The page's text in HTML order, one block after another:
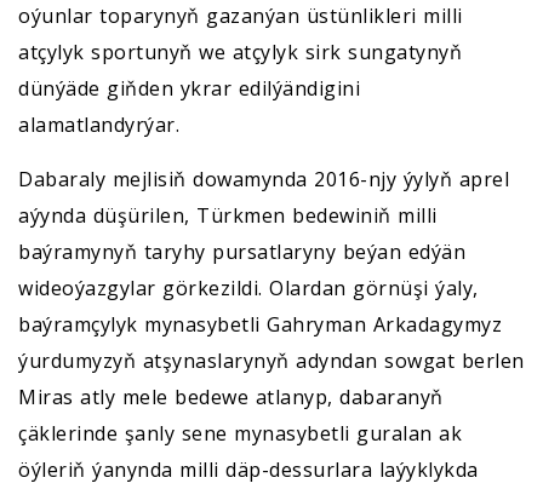
oýunlar toparynyň gazanýan üstünlikleri milli
atçylyk sportunyň we atçylyk sirk sungatynyň
dünýäde giňden ykrar edilýändigini
alamatlandyrýar.
Dabaraly mejlisiň dowamynda 2016-njy ýylyň aprel
aýynda düşürilen, Türkmen bedewiniň milli
baýramynyň taryhy pursatlaryny beýan edýän
wideoýazgylar görkezildi. Olardan görnüşi ýaly,
baýramçylyk mynasybetli Gahryman Arkadagymyz
ýurdumyzyň atşynaslarynyň adyndan sowgat berlen
Miras atly mele bedewe atlanyp, dabaranyň
çäklerinde şanly sene mynasybetli guralan ak
öýleriň ýanynda milli däp-dessurlara laýyklykda